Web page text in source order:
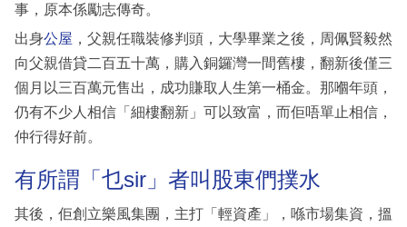
事，原本係勵志傳奇。
出身公屋 ，父親任職裝修判頭，大學畢業之後，周佩賢毅然
向父親借貸二百五十萬，購入銅鑼灣一間舊樓，翻新後僅三
個月以三百萬元售出，成功賺取人生第一桶金。那嗰年頭，
仍有不少人相信「細樓翻新」可以致富，而佢唔單止相信，
仲行得好前。
有所謂「乜sir」者叫股東們撲水
其後，佢創立樂風集團，主打「輕資產」，喺市場集資，搵